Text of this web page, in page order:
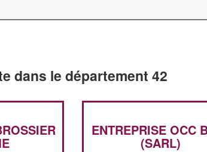
dans le département 42
ENTREPRISE OCC
(SARL)